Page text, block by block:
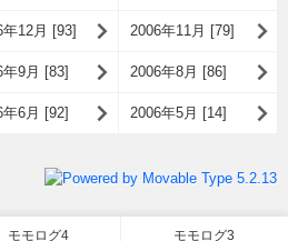
年12月 [93] 2006年11月 [79]
年9月 [83] 2006年8月 [86]
年6月 [92] 2006年5月 [14]
モモログ4 モモログ3